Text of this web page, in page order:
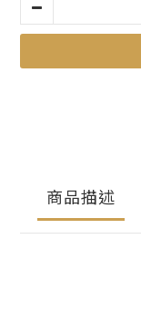
商品描述